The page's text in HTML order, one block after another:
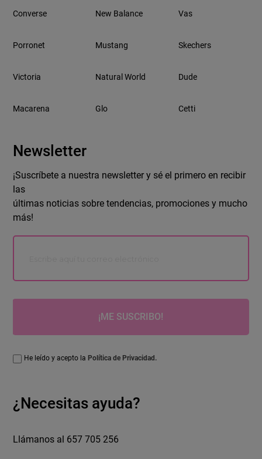
Converse New Balance Vas
Porronet Mustang Skechers
Victoria Natural World Dude
Macarena Glo Cetti
Newsletter
¡Suscríbete a nuestra newsletter y sé el primero en recibir
las
últimas noticias sobre tendencias, promociones y mucho
más!
¡ME SUSCRIBO!
He leído y acepto la Política de Privacidad.
¿Necesitas ayuda?
Llámanos al 657 705 256